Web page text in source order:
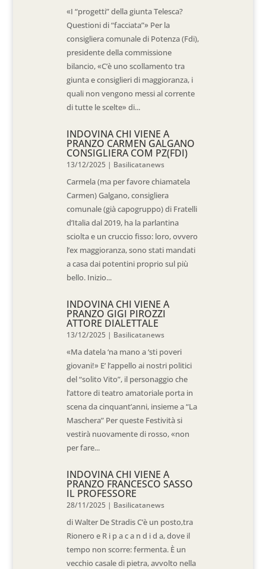
«I “progetti” della giunta Telesca?
Questioni di “facciata”» Per la
consigliera comunale di Potenza (Fdi),
presidente della commissione
bilancio, «C’è uno scollamento tra
giunta e consiglieri di maggioranza, i
quali non vengono messi al corrente
di tutte le scelte» di...
INDOVINA CHI VIENE A
PRANZO CARMEN GALGANO
CONSIGLIERA COM PZ(FDI)
13/12/2025 | Basilicatanews
Carmela (ma per favore chiamatela
Carmen) Galgano, consigliera
comunale (già capogruppo) di Fratelli
d’Italia dal 2019, ha la parlantina
sciolta e un cruccio fisso: loro, ovvero
l’ex maggioranza, sono stati mandati
a casa dai potentini proprio sul più
bello. Inizio...
INDOVINA CHI VIENE A
PRANZO GIGI PIROZZI
ATTORE DIALETTALE
13/12/2025 | Basilicatanews
«Ma datela ‘na mano a ‘sti poveri
giovani!» E’ l’appello ai nostri politici
del “solito Vito”, il personaggio che
l’attore di teatro amatoriale porta in
scena da cinquant’anni, insieme a “La
Maschera” Per queste Festività si
vestirà nuovamente di rosso, «non
per fare...
INDOVINA CHI VIENE A
PRANZO FRANCESCO SASSO
IL PROFESSORE
28/11/2025 | Basilicatanews
di Walter De Stradis C’è un posto,tra
Rionero e R i p a c a n d i d a, dove il
tempo non scorre: fermenta. È un
vecchio casale di pietra, avvolto nella